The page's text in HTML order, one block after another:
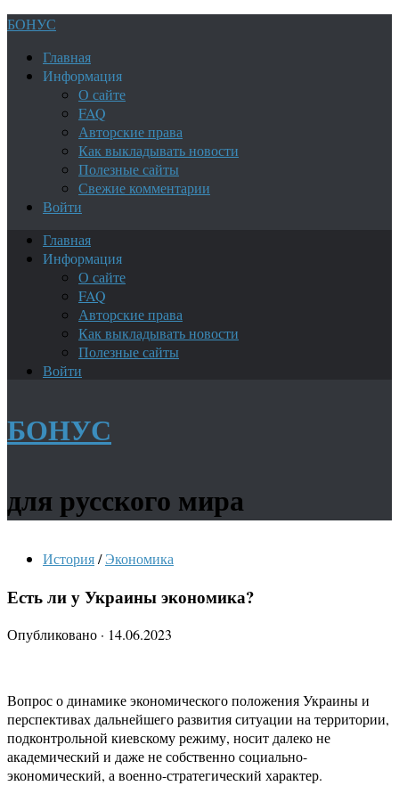
БОНУС
Главная
Информация
О сайте
FAQ
Авторские права
Как выкладывать новости
Полезные сайты
Свежие комментарии
Войти
Главная
Информация
О сайте
FAQ
Авторские права
Как выкладывать новости
Полезные сайты
Войти
БОНУС
для русского мира
История/ Экономика
Есть ли у Украины экономика?
Опубликовано · 14.06.2023
Вопрос о динамике экономического положения Украины и
перспективах дальнейшего развития ситуации на территории,
подконтрольной киевскому режиму, носит далеко не
академический и даже не собственно социально-
экономический, а военно-стратегический характер.